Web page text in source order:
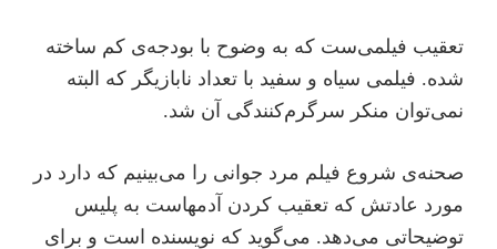
تعقیب فیلمی‌ست که به وضوح با بودجه‌ی کم ساخته
شده. فیلمی سیاه و سفید با تعداد نابازیگر که البته
نمی‌توان منکر سرگرم‌کنندگی آن شد.
صحنه‌ی شروع فیلم مرد جوانی را می‌بینیم که دارد در
مورد عادتش که تعقیب کردن آدمهاست به پلیس
توضیحاتی می‌دهد. می‌گوید که نویسنده است و برای